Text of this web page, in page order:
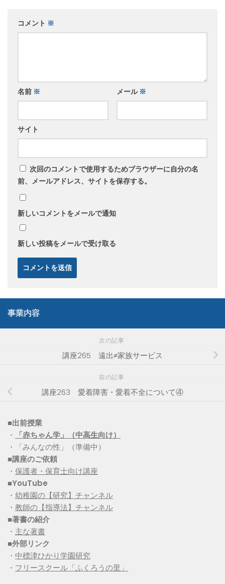
コメント ※
名前 ※ メール ※
サイト
次回のコメントで使用するためブラウザーに自分の名
前、メールアドレス、サイトを保存する。
新しいコメントをメールで通知
新しい投稿をメールで受け取る
事業内容
次の記事
講座265 遠出≠家族サービス
前の記事
講座263 愛着障害・愛着不全について④
■出前授業
・
「赤ちゃん学」（中高生向け）
・「みんなの性」（準備中）
■講座のご依頼
・ 保護者・保育士向け講座
■YouTube
・ 幼稚園の【研究】チャンネル
・ 教師の【指導法】チャンネル
■著書の紹介
・ 主な著書
■外部リンク
・ 中標津ひかり学園研究
・ フリースクール「ふくろうの里」